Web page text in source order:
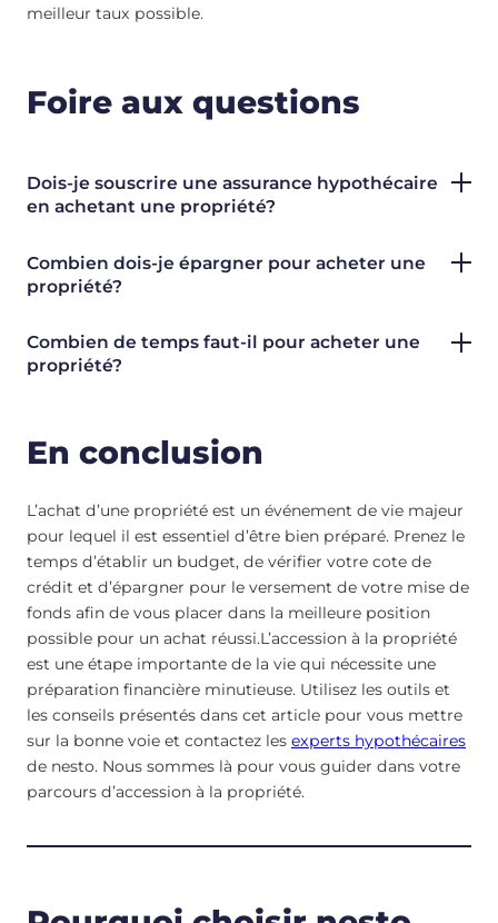
meilleur taux possible.
Foire aux questions
Dois-je souscrire une assurance hypothécaire
en achetant une propriété?
Combien dois-je épargner pour acheter une
propriété?
Combien de temps faut-il pour acheter une
propriété?
En conclusion
L’achat d’une propriété est un événement de vie majeur
pour lequel il est essentiel d’être bien préparé. Prenez le
temps d’établir un budget, de vérifier votre cote de
crédit et d’épargner pour le versement de votre mise de
fonds afin de vous placer dans la meilleure position
possible pour un achat réussi.L’accession à la propriété
est une étape importante de la vie qui nécessite une
préparation financière minutieuse. Utilisez les outils et
les conseils présentés dans cet article pour vous mettre
sur la bonne voie et contactez les experts hypothécaires
de nesto. Nous sommes là pour vous guider dans votre
parcours d’accession à la propriété.